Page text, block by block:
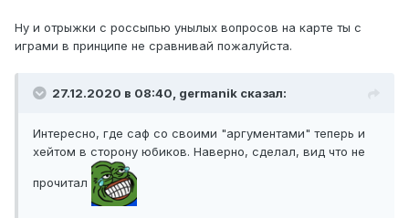
Ну и отрыжки с россыпью унылых вопросов на карте ты с
играми в принципе не сравнивай пожалуйста.
27.12.2020 в 08:40, germanik сказал:
Интересно, где саф со своими "аргументами" теперь и
хейтом в сторону юбиков. Наверно, сделал, вид что не
прочитал